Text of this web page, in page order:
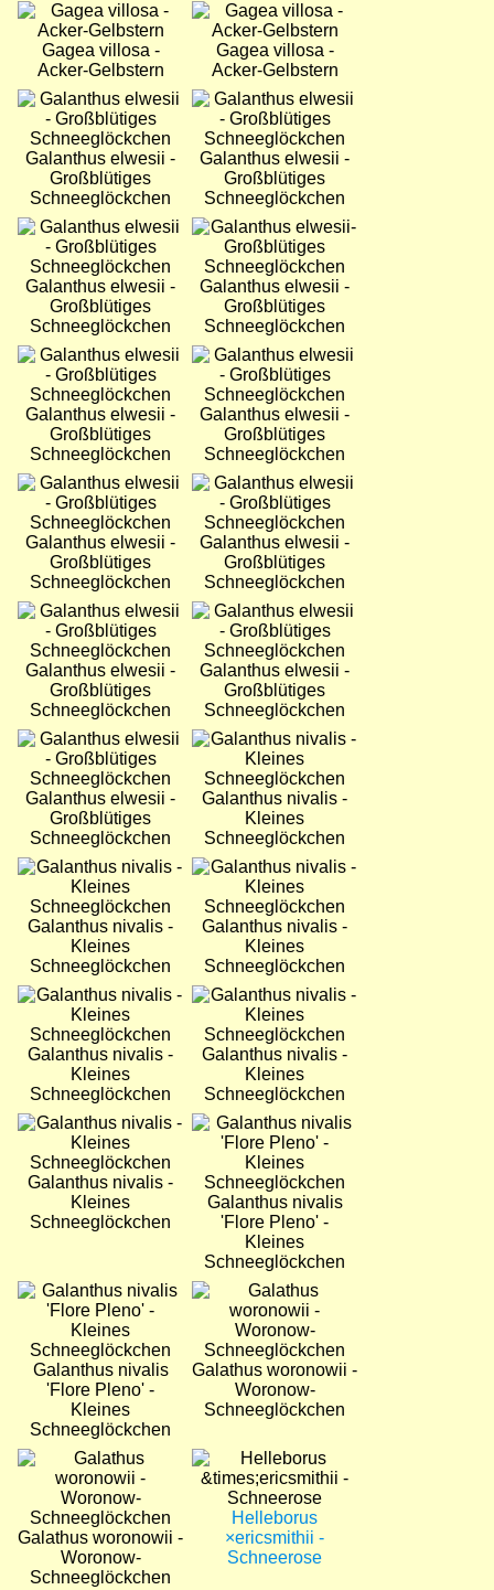
Bild
Gagea villosa -
Acker-Gelbstern
Bild
Gagea villosa -
Acker-Gelbstern
Bild
Galanthus elwesii -
Großblütiges
Schneeglöckchen
Bild
Galanthus elwesii -
Großblütiges
Schneeglöckchen
Bild
Galanthus elwesii -
Großblütiges
Schneeglöckchen
Bild
Galanthus elwesii -
Großblütiges
Schneeglöckchen
Bild
Galanthus elwesii -
Großblütiges
Schneeglöckchen
Bild
Galanthus elwesii -
Großblütiges
Schneeglöckchen
Bild
Galanthus elwesii -
Großblütiges
Schneeglöckchen
Bild
Galanthus elwesii -
Großblütiges
Schneeglöckchen
Bild
Galanthus elwesii -
Großblütiges
Schneeglöckchen
Bild
Galanthus elwesii -
Großblütiges
Schneeglöckchen
Bild
Galanthus elwesii -
Großblütiges
Schneeglöckchen
Bild
Galanthus nivalis -
Kleines
Schneeglöckchen
Bild
Galanthus nivalis -
Kleines
Schneeglöckchen
Bild
Galanthus nivalis -
Kleines
Schneeglöckchen
Bild
Galanthus nivalis -
Kleines
Schneeglöckchen
Bild
Galanthus nivalis -
Kleines
Schneeglöckchen
Bild
Galanthus nivalis -
Kleines
Schneeglöckchen
Bild
Galanthus nivalis
'Flore Pleno' -
Kleines
Schneeglöckchen
Bild
Galanthus nivalis
'Flore Pleno' -
Kleines
Schneeglöckchen
Bild
Galathus woronowii -
Woronow-
Schneeglöckchen
Bild
Galathus woronowii -
Woronow-
Schneeglöckchen
Bild
Helleborus
×ericsmithii -
Schneerose